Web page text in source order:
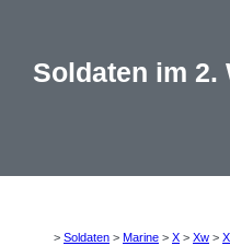
Soldaten im 2.
> Soldaten > Marine > X > Xw >